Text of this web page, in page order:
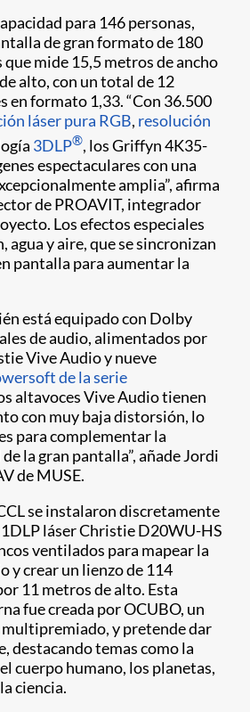
para 146 personas,
de gran formato de 180
mide 15,5 metros de ancho
alto, con un total de 12
en formato 1,33. “Con 36.500
láser pura RGB, resolución
3DLP®, los Griffyn 4K35-
espectaculares con una
amplia”, afirma
de PROAVIT, integrador
Los efectos especiales
agua y aire, que se sincronizan
pantalla para aumentar la
está equipado con Dolby
de audio, alimentados por
Vive Audio y nueve
de la serie
altavoces Vive Audio tienen
con muy baja distorsión, lo
para complementar la
la gran pantalla”, añade Jordi
de MUSE.
se instalaron discretamente
láser Christie D20WU-HS
ventilados para mapear la
y crear un lienzo de 114
11 metros de alto. Esta
fue creada por OCUBO, un
y pretende dar
destacando temas como la
cuerpo humano, los planetas,
ciencia.